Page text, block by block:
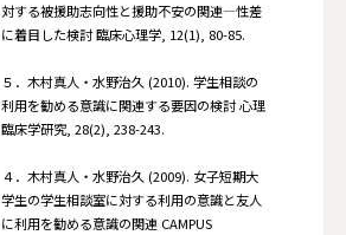
対する被援助志向性と援助不安の関連―性差
に着目した検討 臨床心理学, 12(1), 80-85.
５．木村真人・水野治久 (2010). 学生相談の
利用を勧める意識に関連する要因の検討 心理
臨床学研究, 28(2), 238-243.
４．木村真人・水野治久 (2009). 女子短期大
学生の学生相談室に対する利用の意識と友人
に利用を勧める意識の関連 CAMPUS